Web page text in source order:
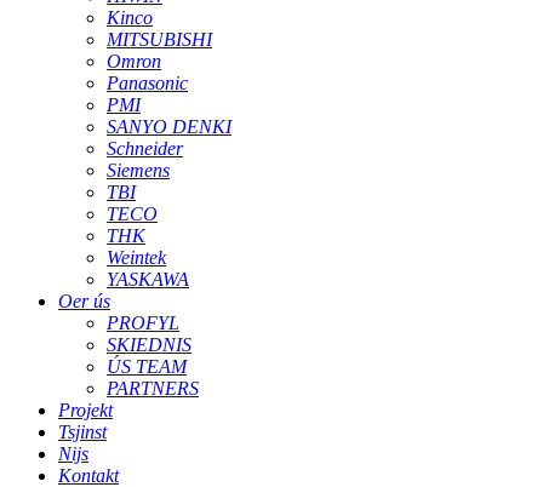
Kinco
MITSUBISHI
Omron
Panasonic
PMI
SANYO DENKI
Schneider
Siemens
TBI
TECO
THK
Weintek
YASKAWA
Oer ús
PROFYL
SKIEDNIS
ÚS TEAM
PARTNERS
Projekt
Tsjinst
Nijs
Kontakt